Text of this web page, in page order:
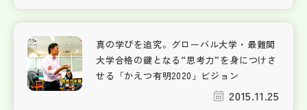
真の学びを追究。グローバル大学・最難関
大学合格の鍵となる“思考力”を身につけさ
せる「かえつ有明2020」ビジョン
2015.11.25